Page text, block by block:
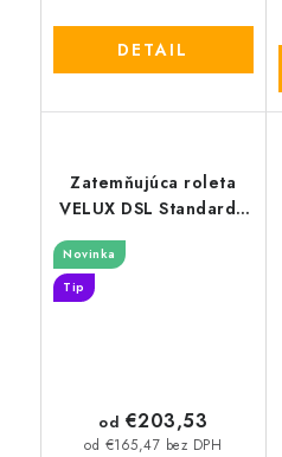
DETAIL
Zatemňujúca roleta
VELUX DSL Standard -
Novinka
Tip
od €165,47 bez DPH
od €203,53